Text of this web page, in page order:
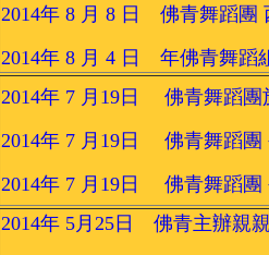
2014年 8 月 8 日 佛青舞蹈團
2014年 8 月 4 日 年佛青舞蹈
2014年 7 月19日 佛青舞蹈團
2014年 7 月19日 佛青舞蹈團
2014年 7 月19日 佛青舞蹈團
2014年 5月25日 佛青主辦親